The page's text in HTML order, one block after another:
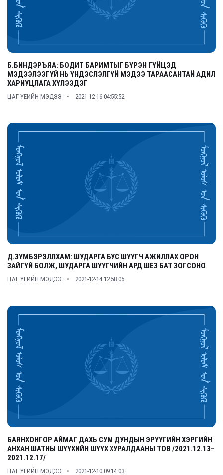
Б.БИНДЭРЪЯА: БОДИТ БАРИМТЫГ БҮРЭН ГҮЙЦЭД
МЭДЭЭЛЭЭГҮЙ НЬ ҮНДЭСЛЭЛГҮЙ МЭДЭЭ ТАРААСАНТАЙ АДИЛ
ХАРИУЦЛАГА ХҮЛЭЭДЭГ
ЦАГ ҮЕИЙН МЭДЭЭ 2021-12-16 04:55:52
Д.ЗҮМБЭРЭЛЛХАМ: ШУДАРГА БУС ШҮҮГЧ АЖИЛЛАХ ОРОН
ЗАЙГҮЙ БОЛЖ, ШУДАРГА ШҮҮГЧИЙН АРД ШЕЗ БАТ ЗОГСОНО
ЦАГ ҮЕИЙН МЭДЭЭ 2021-12-14 12:58:05
БАЯНХОНГОР АЙМАГ ДАХЬ СУМ ДУНДЫН ЭРҮҮГИЙН ХЭРГИЙН
АНХАН ШАТНЫ ШҮҮХИЙН ШҮҮХ ХУРАЛДААНЫ ТОВ /2021.12.13–
2021.12.17/
ЦАГ ҮЕИЙН МЭДЭЭ 2021-12-10 09:14:03